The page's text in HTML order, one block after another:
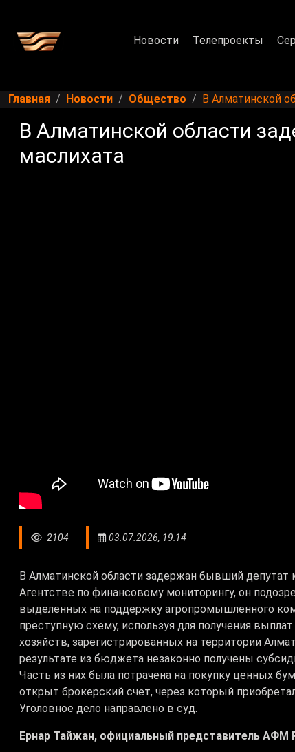
Новости Телепроекты
Главная Новости Общество В Алматинской
В Алматинской области
маслихата
2104 03.07.2026, 19:14
В Алматинской области задержан бывший депутат
Агентстве по финансовому мониторингу, он
выделенных на поддержку агропромышленного
преступную схему, используя для получения
хозяйств, зарегистрированных на территории
результате из бюджета незаконно получены
Часть из них была потрачена на покупку ценных
открыт брокерский счет, через который
Уголовное дело направлено в суд.
Ернар Тайжан, официальный представитель АФМ